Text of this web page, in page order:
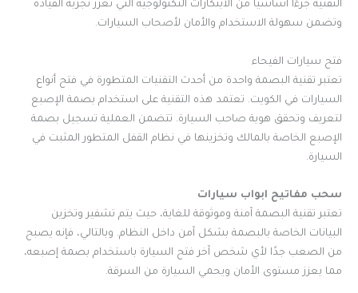
التقنية جزءًا أساسيًا من الابتكارات التكنولوجية التي تعزز تجربة القيادة
وتضمن سهولة الاستخدام والأمان لأصحاب السيارات.
فتح سيارات الفيحاء
تعتبر تقنية البصمة واحدة من أحدث التقنيات المتطورة في فتح أنواع
السيارات في الكويت. تعتمد هذه التقنية على استخدام بصمة الإصبع
لتعريف وتحقق هوية صاحب السيارة. تتضمن العملية تسجيل بصمة
الإصبع الخاصة بالمالك وتخزينها في نظام القفل المتطور المثبت في
السيارة.
سحب مفاتيح ابواب سيارات
تعتبر تقنية البصمة آمنة وموثوقة للغاية، حيث يتم تشفير وتخزين
البيانات الخاصة بالبصمة بشكل آمن داخل النظام. وبالتالي، فإنه يصبح
من الصعب جدًا لأي شخص آخر فتح السيارة باستخدام بصمة إصبعه،
مما يعزز مستوى الأمان ويحمي السيارة من السرقة.